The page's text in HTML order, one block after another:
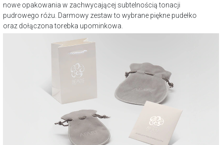
nowe opakowania w zachwycającej subtelnością tonacji
pudrowego różu. Darmowy zestaw to wybrane piękne pudełko
oraz dołączona torebka upominkowa.